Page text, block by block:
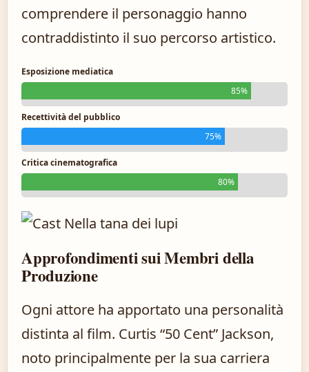
comprendere il personaggio hanno
contraddistinto il suo percorso artistico.
Esposizione mediatica
85%
Recettività del pubblico
75%
Critica cinematografica
80%
Approfondimenti sui Membri della
Produzione
Ogni attore ha apportato una personalità
distinta al film. Curtis “50 Cent” Jackson,
noto principalmente per la sua carriera